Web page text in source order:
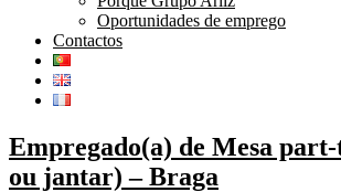
Oportunidades de emprego
Contactos
Empregado(a) de Mesa
ou jantar) – Braga